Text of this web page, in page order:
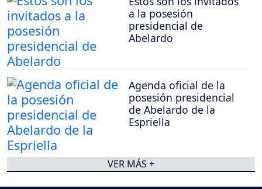
a la posesión
presidencial de
Abelardo
Agenda oficial de la
posesión presidencial
de Abelardo de la
Espriella
VER MÁS +